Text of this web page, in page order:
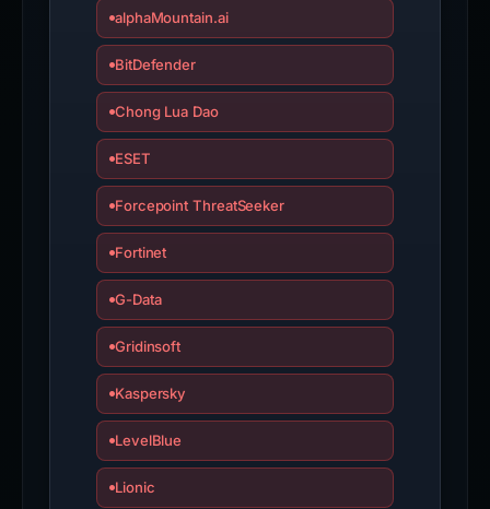
alphaMountain.ai
BitDefender
Chong Lua Dao
ESET
Forcepoint ThreatSeeker
Fortinet
G-Data
Gridinsoft
Kaspersky
LevelBlue
Lionic